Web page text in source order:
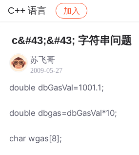
C++ 语言 加入
社区 C++ 语言 帖子详情
c&#43;&#43; 字符串问题
苏飞哥
2009-05-27
double dbGasVal=1001.1;
double dbgas=dbGasVal*10;
char wgas[8];